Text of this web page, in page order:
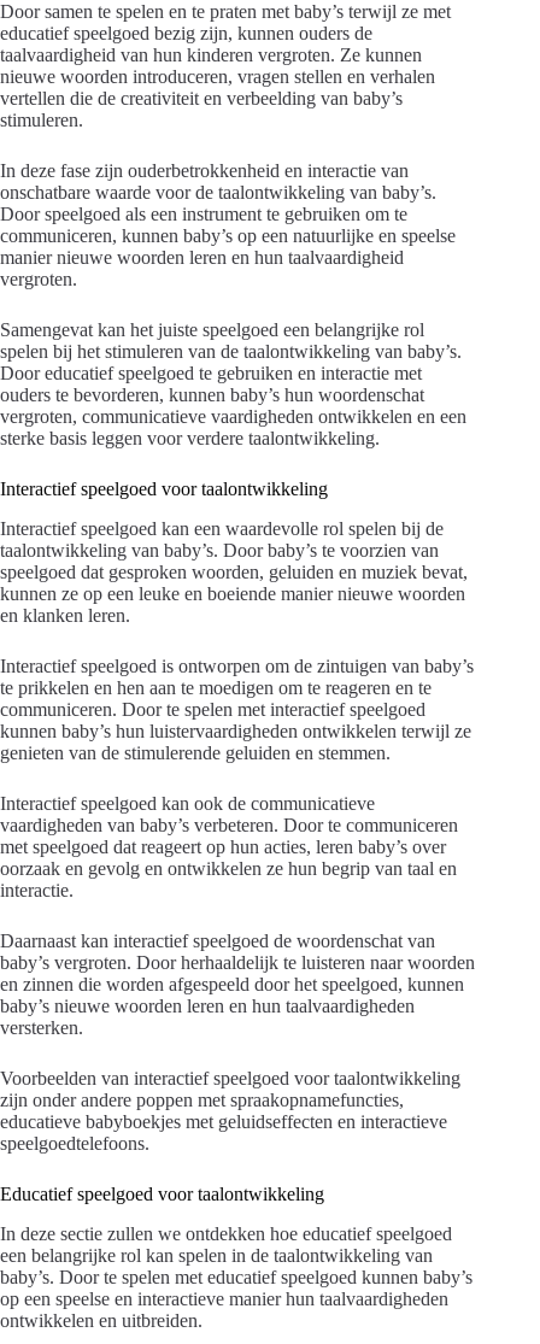
Door samen te spelen en te praten met baby’s terwijl ze met
educatief speelgoed bezig zijn, kunnen ouders de
taalvaardigheid van hun kinderen vergroten. Ze kunnen
nieuwe woorden introduceren, vragen stellen en verhalen
vertellen die de creativiteit en verbeelding van baby’s
stimuleren.
In deze fase zijn ouderbetrokkenheid en interactie van
onschatbare waarde voor de taalontwikkeling van baby’s.
Door speelgoed als een instrument te gebruiken om te
communiceren, kunnen baby’s op een natuurlijke en speelse
manier nieuwe woorden leren en hun taalvaardigheid
vergroten.
Samengevat kan het juiste speelgoed een belangrijke rol
spelen bij het stimuleren van de taalontwikkeling van baby’s.
Door educatief speelgoed te gebruiken en interactie met
ouders te bevorderen, kunnen baby’s hun woordenschat
vergroten, communicatieve vaardigheden ontwikkelen en een
sterke basis leggen voor verdere taalontwikkeling.
Interactief speelgoed voor taalontwikkeling
Interactief speelgoed kan een waardevolle rol spelen bij de
taalontwikkeling van baby’s. Door baby’s te voorzien van
speelgoed dat gesproken woorden, geluiden en muziek bevat,
kunnen ze op een leuke en boeiende manier nieuwe woorden
en klanken leren.
Interactief speelgoed is ontworpen om de zintuigen van baby’s
te prikkelen en hen aan te moedigen om te reageren en te
communiceren. Door te spelen met interactief speelgoed
kunnen baby’s hun luistervaardigheden ontwikkelen terwijl ze
genieten van de stimulerende geluiden en stemmen.
Interactief speelgoed kan ook de communicatieve
vaardigheden van baby’s verbeteren. Door te communiceren
met speelgoed dat reageert op hun acties, leren baby’s over
oorzaak en gevolg en ontwikkelen ze hun begrip van taal en
interactie.
Daarnaast kan interactief speelgoed de woordenschat van
baby’s vergroten. Door herhaaldelijk te luisteren naar woorden
en zinnen die worden afgespeeld door het speelgoed, kunnen
baby’s nieuwe woorden leren en hun taalvaardigheden
versterken.
Voorbeelden van interactief speelgoed voor taalontwikkeling
zijn onder andere poppen met spraakopnamefuncties,
educatieve babyboekjes met geluidseffecten en interactieve
speelgoedtelefoons.
Educatief speelgoed voor taalontwikkeling
In deze sectie zullen we ontdekken hoe educatief speelgoed
een belangrijke rol kan spelen in de taalontwikkeling van
baby’s. Door te spelen met educatief speelgoed kunnen baby’s
op een speelse en interactieve manier hun taalvaardigheden
ontwikkelen en uitbreiden.